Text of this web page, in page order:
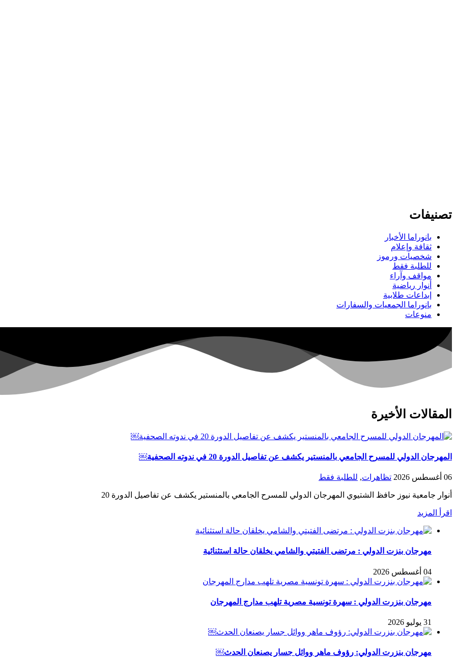
تصنيفات
بانوراما الأخبار
ثقافة وإعلام
شخصيات ورموز
للطلبة فقط
مواقف وآراء
أنوار رياضية
إبداعات طلابية
بانوراما الجمعيات والسفارات
منوعات
المقالات الأخيرة
المهرجان الدولي للمسرح الجامعي بالمنستير يكشف عن تفاصيل الدورة 20 في ندوته الصحفية￼
06 أغسطس 2026 تظاهرات, للطلبة فقط
أنوار جامعية نيوز حافظ الشتيوي المهرجان الدولي للمسرح الجامعي بالمنستير يكشف عن تفاصيل الدورة 20
اقرأ المزيد
مهرجان بنزت الدولي : مرتضى الفتيتي والشامي يخلقان حالة استثنائية
04 أغسطس 2026
مهرجان بنزرت الدولي : سهرة تونسية مصرية تلهب مدارج المهرجان
31 يوليو 2026
مهرجان بنزرت الدولي: رؤوف ماهر ووائل جسار يصنعان الحدث￼